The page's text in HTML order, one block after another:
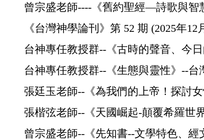
曾宗盛老師----《舊約聖經—詩歌與智
《台灣神學論刊》第 52 期 (2025年12
台神專任教授群--《古時的聲音、今
台神專任教授群--《生態與靈性》--
張廷玉老師--《為我們的上帝！探討
張楷弦老師--《天國崛起-顛覆希羅世
曾宗盛老師--《先知書--文學特色、經